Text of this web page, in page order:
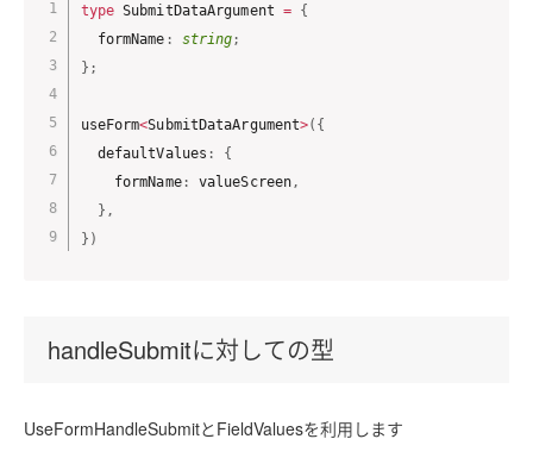
type SubmitDataArgument = {
  formName
: string ;
} ;
useForm<SubmitDataArgument>( {
  defaultValues
:
{
    formName
: valueScreen ,
} ,
} )
handleSubmitに対しての型
UseFormHandleSubmitとFieldValuesを利用します